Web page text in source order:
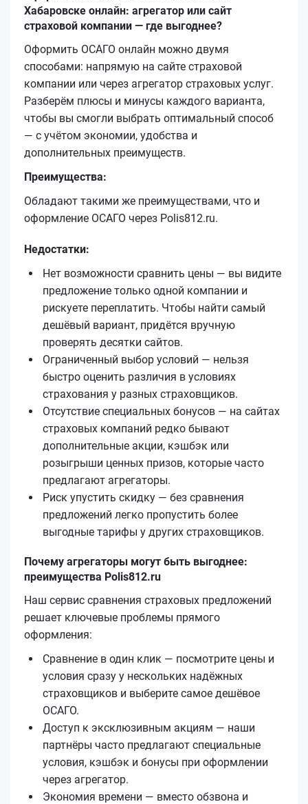
Хабаровске онлайн: агрегатор или сайт
страховой компании — где выгоднее?
Оформить ОСАГО онлайн можно двумя
способами: напрямую на сайте страховой
компании или через агрегатор страховых услуг.
Разберём плюсы и минусы каждого варианта,
чтобы вы смогли выбрать оптимальный способ
— с учётом экономии, удобства и
дополнительных преимуществ.
Преимущества:
Обладают такими же преимуществами, что и
оформление ОСАГО через Polis812.ru.
Недостатки:
Нет возможности сравнить цены — вы видите
предложение только одной компании и
рискуете переплатить. Чтобы найти самый
дешёвый вариант, придётся вручную
проверять десятки сайтов.
Ограниченный выбор условий — нельзя
быстро оценить различия в условиях
страхования у разных страховщиков.
Отсутствие специальных бонусов — на сайтах
страховых компаний редко бывают
дополнительные акции, кэшбэк или
розыгрыши ценных призов, которые часто
предлагают агрегаторы.
Риск упустить скидку — без сравнения
предложений легко пропустить более
выгодные тарифы у других страховщиков.
Почему агрегаторы могут быть выгоднее:
преимущества Polis812.ru
Наш сервис сравнения страховых предложений
решает ключевые проблемы прямого
оформления:
Сравнение в один клик — посмотрите цены и
условия сразу у нескольких надёжных
страховщиков и выберите самое дешёвое
ОСАГО.
Доступ к эксклюзивным акциям — наши
партнёры часто предлагают специальные
условия, кэшбэк и бонусы при оформлении
через агрегатор.
Экономия времени — вместо обзвона и